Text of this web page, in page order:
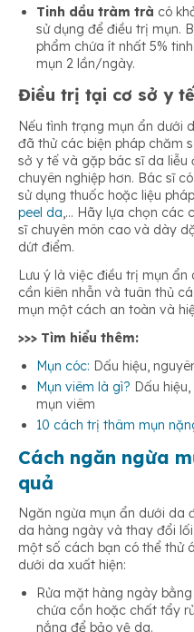
Tinh dầu tràm trà có
sử dụng để điều trị mụn.
phẩm chứa ít nhất 5%
mụn 2 lần/ngày.
Điều trị tại cơ sở y tế
Nếu tình trạng mụn ẩn dưới
đã thử các biện pháp chăm
sở y tế và gặp bác sĩ da
chuyên nghiệp hơn. Bác sĩ
sử dụng thuốc hoặc liệu
peel da,… Hãy lựa chọn các
sĩ chuyên môn cao và dày
dứt điểm.
Lưu ý là việc điều trị mụn
cần kiên nhẫn và tuân thủ
mụn một cách an toàn và
>>> Tìm hiểu thêm:
Mụn cóc: Dấu hiệu,
Mụn viêm là gì? Dấu
mụn viêm
10 cách trị thâm mụn
Cách ngăn ngừa
quả
Ngăn ngừa mụn ẩn dưới da
da hàng ngày và thay đổi
một số cách bạn có thể thử
dưới da xuất hiện:
Rửa mặt hàng ngày
chứa cồn hoặc chất tẩy
nắng để bảo vệ da.